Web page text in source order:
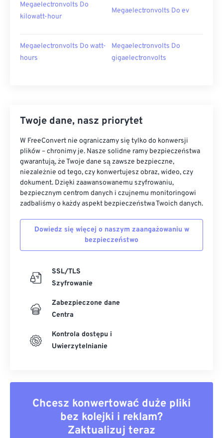
Megaelectronvolts Do
kilowatt-hour
Megaelectronvolts Do ev
Megaelectronvolts Do watt-
hours
Megaelectronvolts Do
gigaelectronvolts
Twoje dane, nasz priorytet
W FreeConvert nie ograniczamy się tylko do konwersji
plików – chronimy je. Nasze solidne ramy bezpieczeństwa
gwarantują, że Twoje dane są zawsze bezpieczne,
niezależnie od tego, czy konwertujesz obraz, wideo, czy
dokument. Dzięki zaawansowanemu szyfrowaniu,
bezpiecznym centrom danych i czujnemu monitoringowi
zadbaliśmy o każdy aspekt bezpieczeństwa Twoich danych.
Dowiedz się więcej o naszym zaangażowaniu w
bezpieczeństwo
SSL/TLS
Szyfrowanie
Zabezpieczone dane
Centra
Kontrola dostępu i
Uwierzytelnianie
Chcesz konwertować duże pliki
bez kolejki i reklam?
Zaktualizuj teraz